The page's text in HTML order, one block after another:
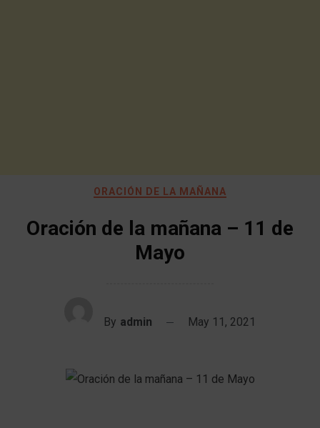
ORACIÓN DE LA MAÑANA
Oración de la mañana – 11 de
Mayo
By admin May 11, 2021